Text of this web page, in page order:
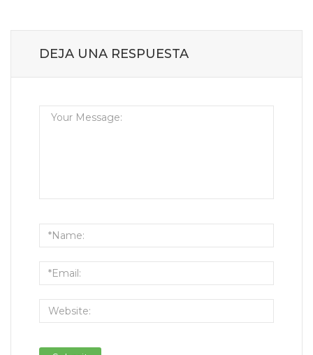
DEJA UNA RESPUESTA